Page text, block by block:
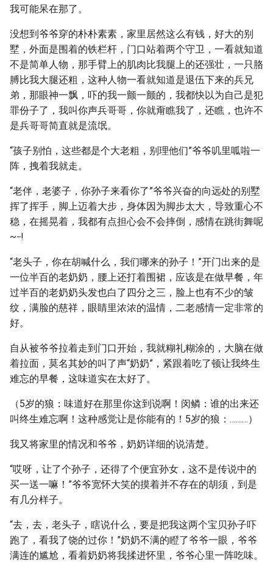
我可能呆在那了。
没想到爷爷穿的朴朴素素，家里居然这么有钱，好大的别
墅，外面是围着的铁栏杆，门口站着两个守卫，一看就知道
不是简单人物，那手臂上的肌肉比我腿上的还强壮，一只胳
膊比我大腿还粗，这种人物一看就知道是退伍下来的兵兄
弟，那眼神一飘，吓的我一颤一颤的，我都快以为自己是犯
罪份子了，我叫你声兵哥哥，你就甭瞧我了，还瞧，也许不
是兵哥哥简直就是流氓。
“孩子别怕，这些都是个大老粗，别理他们”爷爷叽里呱啦一
阵，拽着我就走。
“老伴，老婆子，你孙子来看你了”爷爷兴奋的向远处的别墅
挥了挥手，脚上迈着大步，身体因为脚步太大，导致重心不
稳，在摇晃着，我都有点担心会不会摔倒，感情在跳街舞呢
~ !
“老头子，你在胡喊什么，我们哪来的孙子！”开门出来的是
一位半百的老奶奶，腰上还打着围裙，应该是在做早餐，年
过半百的老奶奶头发也白了四分之三，脸上也有不少的皱
纹，满脸的慈祥，眼睛里浓浓的温情，二老感情一定非常的
好。
自从被爷爷拉着走到门口开始，我就糊礼糊涂的，大脑在做
着拉面，莫名其妙的叫了声“奶奶”，紧跟着吃了顿让我终生
难忘的早餐，这味道实在太好了。
（5岁的狼：味道好在那里你这到说啊！闵鳞：谁的出来还
叫终生难忘啊！这种感觉让是你能有的！5岁的狼：………）
我又将家里的情况和爷爷，奶奶详细的说清楚。
“哎呀，让了个孙子，还得了个便宜孙女，这不是传说中的
买一送一嘛！”爷爷宽怀大笑的摸着并不存在的胡须，到是
有几分样子。
“去，去，老头子，瞎说什么，要是把我这两个宝贝孙子吓
跑了，看我了饶的过你！”奶奶不满的瞪了爷爷一眼，爷爷
满连的尴尬，看着奶奶将我揉进怀里，爷爷心里一阵吃味。